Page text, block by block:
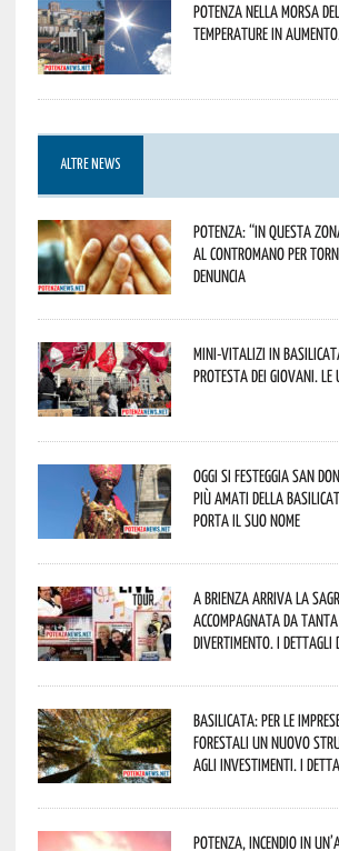
Potenza nella morsa
temperature in
ALTRE NEWS
Potenza: “In questa
al contromano per
denuncia
Mini-vitalizi in
protesta dei giovani.
Oggi si festeggia San
più amati della
porta il suo nome
A Brienza arriva la
accompagnata da tanta
divertimento. I dettagli
Basilicata: per le
forestali un nuovo
agli investimenti. I
Potenza, incendio in